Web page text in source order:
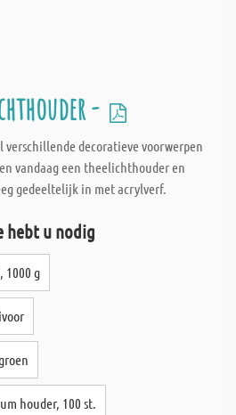
-
decoratieve voorwerpen
vandaag een theelichthouder en
gedeeltelijk in met acrylverf.
hebt u nodig
1000 g
houder, 100 st.